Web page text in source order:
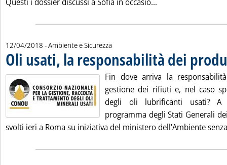
12/04/2018 - Ambiente e Sicurezza
Oli usati, la responsabilità dei
Fin dove arriva la
gestione dei rifiuti e, nel caso
degli oli lubrificanti usati? A
programma degli Stati Generali
svolti ieri a Roma su iniziativa del ministero dell'Ambiente